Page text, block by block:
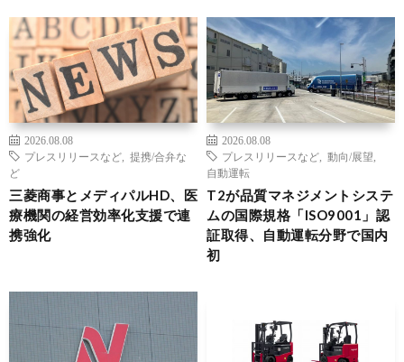
2026.08.08
プレスリリースなど
提携/合弁な
ど
三菱商事とメディパルHD、医
療機関の経営効率化支援で連
携強化
2026.08.08
プレスリリースなど
動向/展望
自動運転
T2が品質マネジメントシステ
ムの国際規格「ISO9001」認
証取得、自動運転分野で国内
初